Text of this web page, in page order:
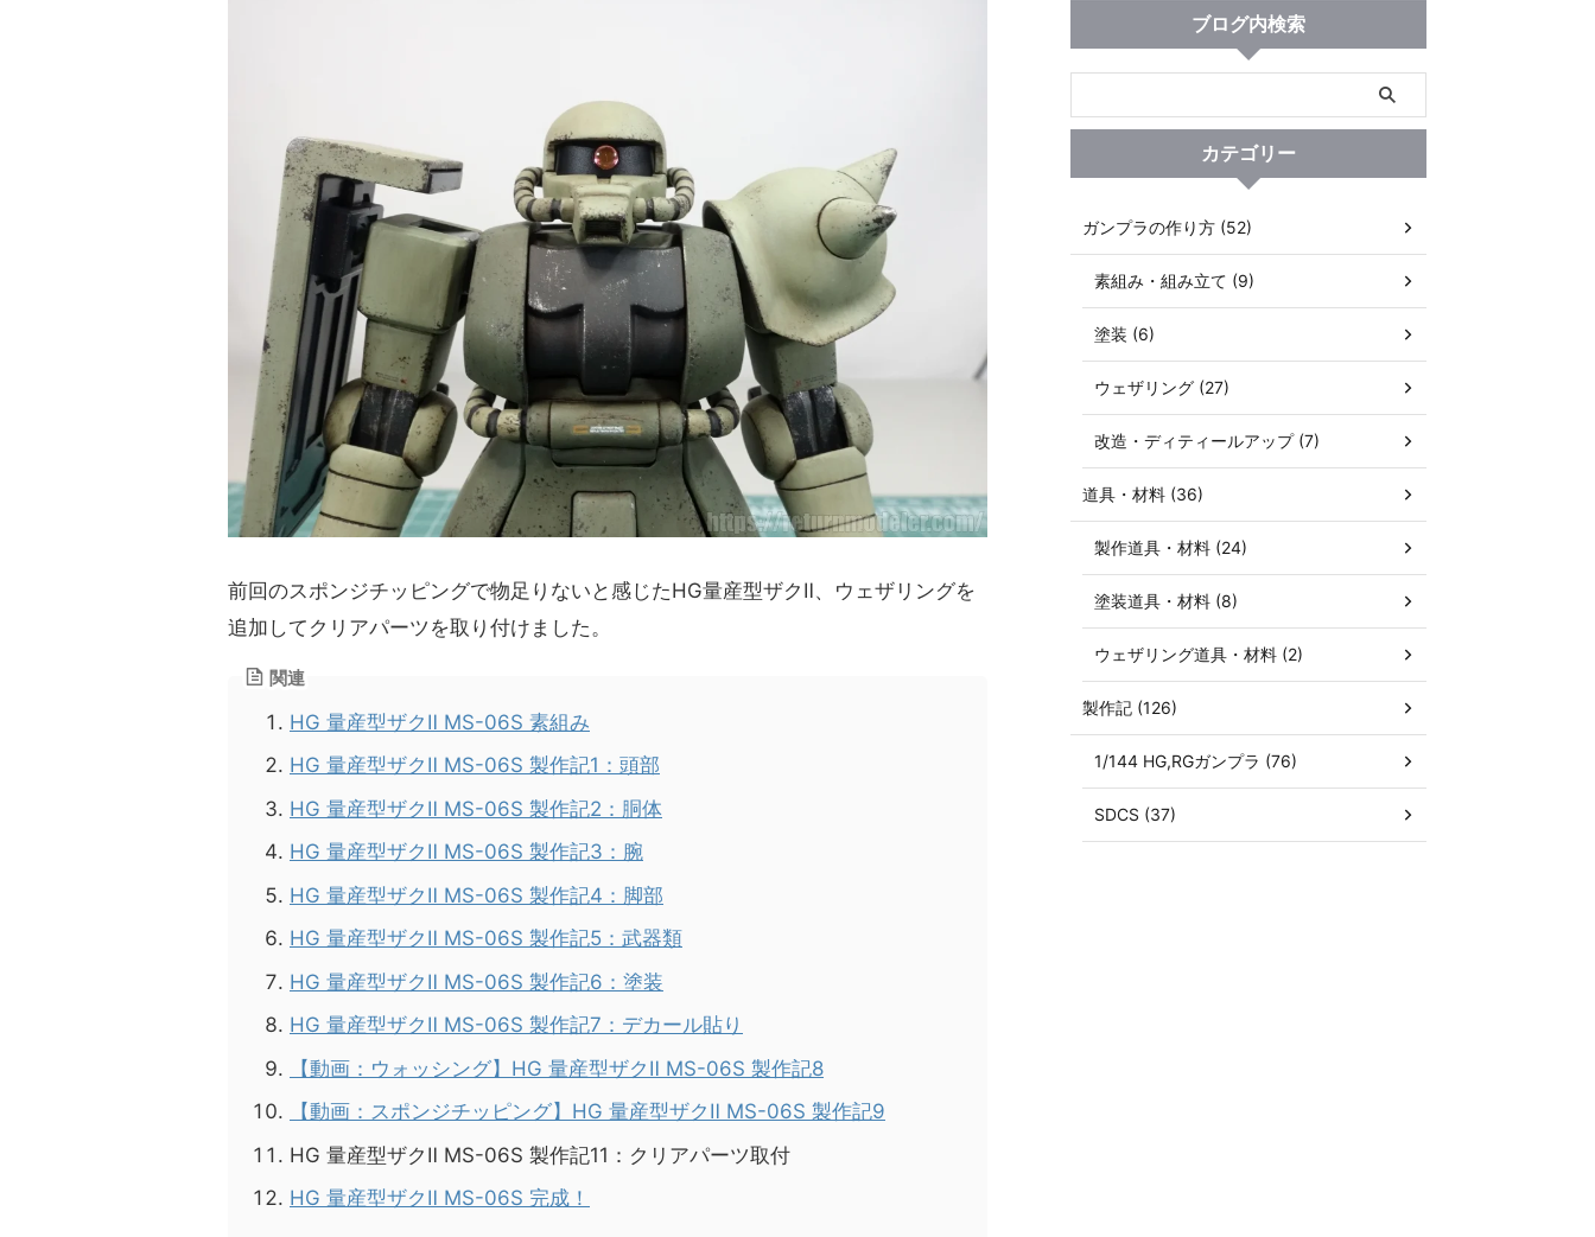
前回のスポンジチッピングで物足りないと感じたHG量産型ザクⅡ、ウェザリングを
追加してクリアパーツを取り付けました。
関連
HG 量産型ザクⅡ MS-06S 素組み
HG 量産型ザクⅡ MS-06S 製作記1：頭部
HG 量産型ザクⅡ MS-06S 製作記2：胴体
HG 量産型ザクⅡ MS-06S 製作記3：腕
HG 量産型ザクⅡ MS-06S 製作記4：脚部
HG 量産型ザクⅡ MS-06S 製作記5：武器類
HG 量産型ザクⅡ MS-06S 製作記6：塗装
HG 量産型ザクⅡ MS-06S 製作記7：デカール貼り
【動画：ウォッシング】HG 量産型ザクⅡ MS-06S 製作記8
【動画：スポンジチッピング】HG 量産型ザクⅡ MS-06S 製作記9
HG 量産型ザクⅡ MS-06S 製作記11：クリアパーツ取付
HG 量産型ザクⅡ MS-06S 完成！
ブログ内検索
カテゴリー
ガンプラの作り方 (52)
素組み・組み立て (9)
塗装 (6)
ウェザリング (27)
改造・ディティールアップ (7)
道具・材料 (36)
製作道具・材料 (24)
塗装道具・材料 (8)
ウェザリング道具・材料 (2)
製作記 (126)
1/144 HG,RGガンプラ (76)
SDCS (37)